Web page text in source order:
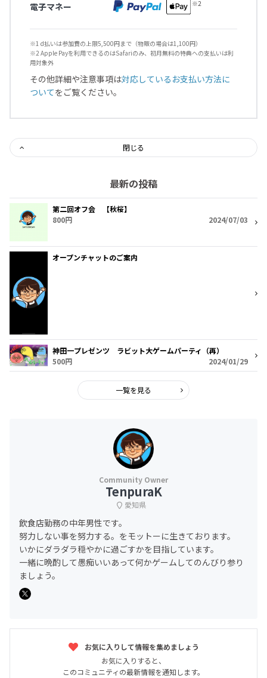
電子マネー
※1 d払いは参加費の上限5,500円まで（物販の場合は1,100円）
※2 Apple Payを利用できるのはSafariのみ、初月無料の特典への支払いは利
用対象外
その他詳細や注意事項は対応しているお支払い方法に
ついてをご覧ください。
閉じる
最新の投稿
第二回オフ会 【秋桜】
800円
2024/07/03
オープンチャットのご案内
神田一プレゼンツ ラビット大ゲームパーティ（再）
500円
2024/01/29
一覧を見る
TenpuraK
愛知県
飲食店勤務の中年男性です。
努力しない事を努力する。をモットーに生きております。
いかにダラダラ穏やかに過ごすかを目指しています。
一緒に晩酌して愚痴いいあって何かゲームしてのんびり参り
ましょう。
お気に入りして情報を集めましょう
お気に入りすると、
このコミュニティの最新情報を通知します。